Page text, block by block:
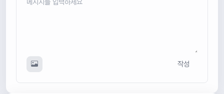
작성